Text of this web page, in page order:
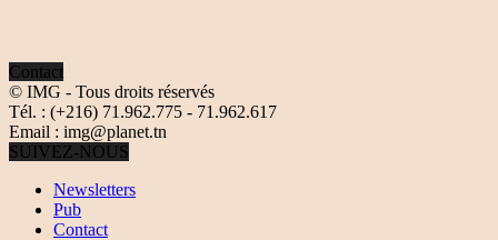
Contact
© IMG - Tous droits réservés
Tél. : (+216) 71.962.775 - 71.962.617
Email : img@planet.tn
SUIVEZ-NOUS
Newsletters
Pub
Contact